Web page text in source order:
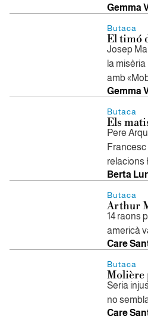
Gemma
Butaca
El timó
Josep
la
amb
Gemma
Butaca
Els
Pere
Francesc
relacions
Berta
Butaca
Arthur
14 raons
americà
Care
Butaca
Molière
Seria
no
Care